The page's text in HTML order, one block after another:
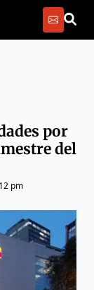
por
del
pm